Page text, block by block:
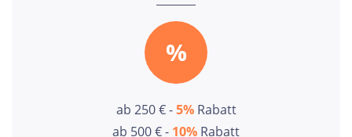
%
ab 250 € -5%Rabatt
ab 500 € - 10% Rabatt